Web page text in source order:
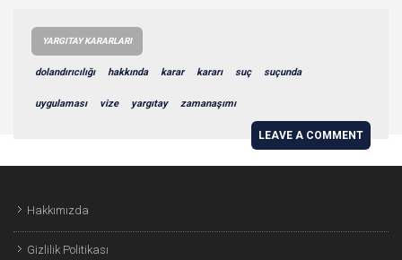
YARGITAY KARARLARI
dolandırıcılığı hakkında karar kararı suç suçunda
uygulaması vize yargıtay zamanaşımı
LEAVE A COMMENT
Hakkımızda
Gizlilik Politikası